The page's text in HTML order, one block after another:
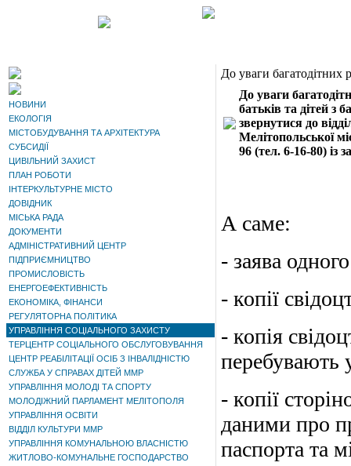
НОВИНИ
ЕКОЛОГІЯ
МІСТОБУДУВАННЯ ТА АРХІТЕКТУРА
СУБСИДІЇ
ЦИВІЛЬНИЙ ЗАХИСТ
ПЛАН РОБОТИ
ІНТЕРКУЛЬТУРНЕ МІСТО
ДОВІДНИК
МІСЬКА РАДА
ДОКУМЕНТИ
АДМІНІСТРАТИВНИЙ ЦЕНТР
ПІДПРИЄМНИЦТВО
ПРОМИСЛОВІСТЬ
ЕНЕРГОЕФЕКТИВНІСТЬ
ЕКОНОМІКА, ФІНАНСИ
РЕГУЛЯТОРНА ПОЛІТИКА
УПРАВЛІННЯ СОЦІАЛЬНОГО ЗАХИСТУ
ТЕРЦЕНТР СОЦІАЛЬНОГО ОБСЛУГОВУВАННЯ
ЦЕНТР РЕАБІЛІТАЦІЇ ОСІБ З ІНВАЛІДНІСТЮ
СЛУЖБА У СПРАВАХ ДІТЕЙ ММР
УПРАВЛІННЯ МОЛОДІ ТА СПОРТУ
МОЛОДІЖНИЙ ПАРЛАМЕНТ МЕЛІТОПОЛЯ
УПРАВЛІННЯ ОСВІТИ
ВІДДІЛ КУЛЬТУРИ ММР
УПРАВЛІННЯ КОМУНАЛЬНОЮ ВЛАСНІСТЮ
ЖИТЛОВО-КОМУНАЛЬНЕ ГОСПОДАРСТВО
До уваги багатодітних
До уваги
батьків та дітей з
звернутися до
Мелітопольської
96 (тел. 6-16-80) із
А саме:
- заява
- копії
- копія
- копії
даними про
паспорта та